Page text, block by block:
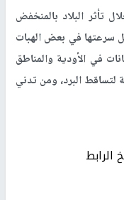
تأثر البلاد بالمنخفض
سرعتها في بعض الهبات
في الأودية والمناطق
لتساقط البرد، ومن تدني
الرابط